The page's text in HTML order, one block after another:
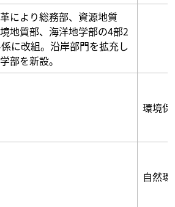
により総務部、資源地質
地質部、海洋地学部の4部2
に改組。沿岸部門を拡充し
部を新設。
環境保
自然